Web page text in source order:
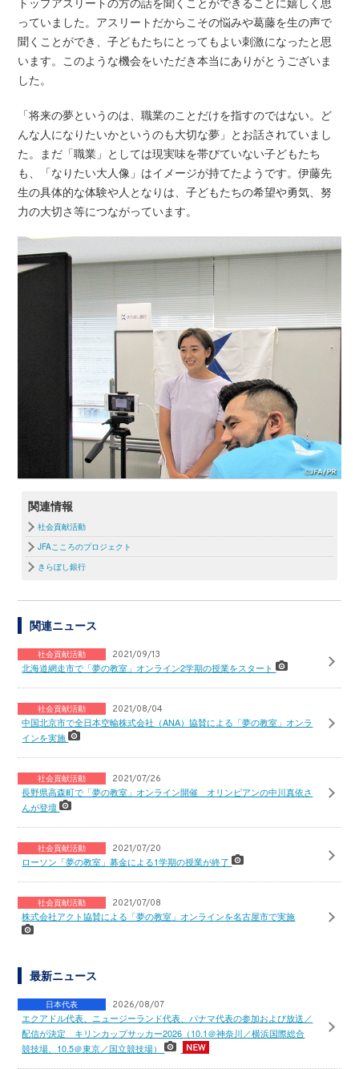
っていました。アスリートだからこその悩みや葛藤を生の声で
聞くことができ、子どもたちにとってもよい刺激になったと思
います。このような機会をいただき本当にありがとうございま
した。
「将来の夢というのは、職業のことだけを指すのではない。ど
んな人になりたいかというのも大切な夢」とお話されていまし
た。まだ「職業」としては現実味を帯びていない子どもたち
も、「なりたい大人像」はイメージが持てたようです。伊藤先
生の具体的な体験や人となりは、子どもたちの希望や勇気、努
力の大切さ等につながっています。
関連情報
社会貢献活動
JFAこころのプロジェクト
きらぼし銀行
関連ニュース
社会貢献活動 2021/09/13
北海道網走市で「夢の教室」オンライン2学期の授業をスタート
社会貢献活動 2021/08/04
中国北京市で全日本空輸株式会社（ANA）協賛による「夢の教室」オンラ
インを実施
社会貢献活動 2021/07/26
長野県高森町で「夢の教室」オンライン開催 オリンピアンの中川真依さ
んが登壇
社会貢献活動 2021/07/20
ローソン「夢の教室」募金による1学期の授業が終了
社会貢献活動 2021/07/08
株式会社アクト協賛による「夢の教室」オンラインを名古屋市で実施
最新ニュース
日本代表 2026/08/07
エクアドル代表、ニュージーランド代表、パナマ代表の参加および放送／
配信が決定 キリンカップサッカー2026（10.1＠神奈川／横浜国際総合
競技場、10.5＠東京／国立競技場）